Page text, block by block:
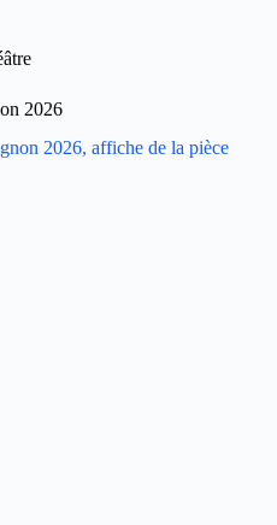
2026